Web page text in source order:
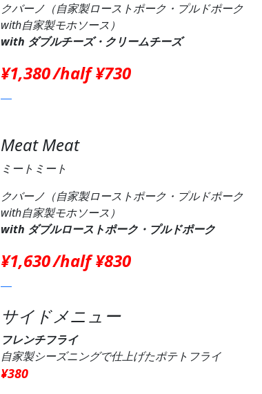
クバーノ（自家製ローストポーク・プルドポーク
with自家製モホソース）
with ダブルチーズ・クリームチーズ
¥1,380/half ¥730
Meat Meat
ミートミート
クバーノ（自家製ローストポーク・プルドポーク
with自家製モホソース）
with ダブルローストポーク・プルドポーク
¥1,630/half ¥830
サイドメニュー
フレンチフライ
自家製シーズニングで仕上げたポテトフライ
¥380